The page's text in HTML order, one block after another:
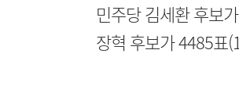
민주당 김세환 후보
장혁 후보가 4485표